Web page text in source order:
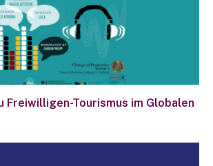
Freiwilligen-Tourismus im Globalen